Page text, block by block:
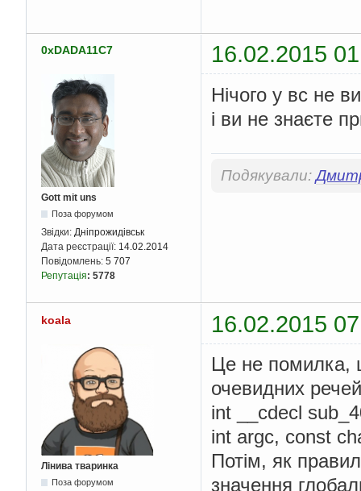
        v2
= (char *)
}
while ( v6 );
      v7
= v2 - a2 ;
do
{
        v9
= *((
}
v9
      memcpy
(v8, a2,
      memcpy
(v11, (
}
else
{
      v4
= 4283932;
}
    sub_401E20
(v14 ,
return sub_40343D ((
}
0xDADA11C7 16.02.2015
Gott mit uns
Поза форумом
Звідки: Дніпрожидівськ
Дата реєстрації: 14.02.2014
Повідомлень: 5 707
Репутація: 5778
Нічого у вс не
і ви не знаєте
Подякували:
koala 16.02.2015
Лінива тваринка
Поза форумом
Це не помилка,
очевидних
int __cdecl
int argc, const
Потім, як
значення